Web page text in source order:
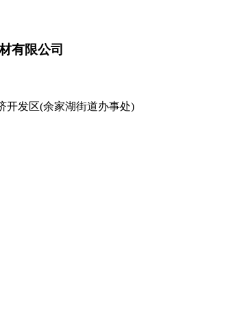
有限公司
发区(余家湖街道办事处)